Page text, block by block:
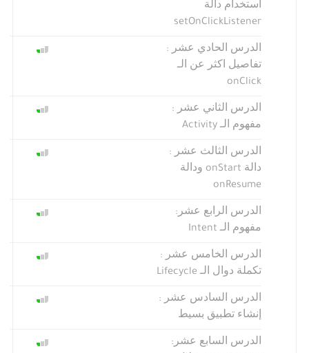
استخدام دالة
setOnClickListener
الدرس الحادي عشر :
تفاصيل اكثر عن الـ
onClick
الدرس الثاني عشر :
مفهوم الـ Activity
الدرس الثالث عشر :
دالة onStart ودالة
onResume
الدرس الرابع عشر:
مفهوم الـ Intent
الدرس الخامس عشر :
تكملة دوال الـ Lifecycle
الدرس السادس عشر :
إنشاء تطبيق بسيط
الدرس السابع عشر: